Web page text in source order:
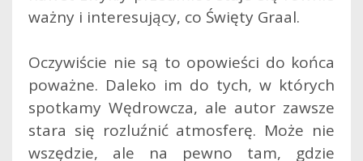
ważny i interesujący, co Święty Graal.
Oczywiście nie są to opowieści do końca
poważne. Daleko im do tych, w których
spotkamy Wędrowcza, ale autor zawsze
stara się rozluźnić atmosferę. Może nie
wszędzie, ale na pewno tam, gdzie